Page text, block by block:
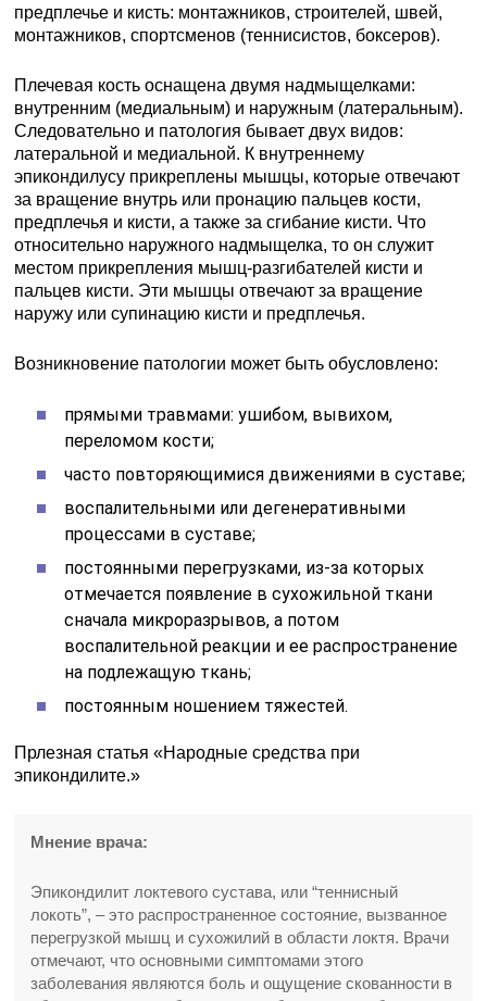
предплечье и кисть: монтажников, строителей, швей,
монтажников, спортсменов (теннисистов, боксеров).
Плечевая кость оснащена двумя надмыщелками:
внутренним (медиальным) и наружным (латеральным).
Следовательно и патология бывает двух видов:
латеральной и медиальной. К внутреннему
эпикондилусу прикреплены мышцы, которые отвечают
за вращение внутрь или пронацию пальцев кости,
предплечья и кисти, а также за сгибание кисти. Что
относительно наружного надмыщелка, то он служит
местом прикрепления мышц-разгибателей кисти и
пальцев кисти. Эти мышцы отвечают за вращение
наружу или супинацию кисти и предплечья.
Возникновение патологии может быть обусловлено:
прямыми травмами: ушибом, вывихом,
переломом кости;
часто повторяющимися движениями в суставе;
воспалительными или дегенеративными
процессами в суставе;
постоянными перегрузками, из-за которых
отмечается появление в сухожильной ткани
сначала микроразрывов, а потом
воспалительной реакции и ее распространение
на подлежащую ткань;
постоянным ношением тяжестей.
Прлезная статья «Народные средства при
эпикондилите.»
Мнение врача:
Эпикондилит локтевого сустава, или “теннисный
локоть”, – это распространенное состояние, вызванное
перегрузкой мышц и сухожилий в области локтя. Врачи
отмечают, что основными симптомами этого
заболевания являются боль и ощущение скованности в